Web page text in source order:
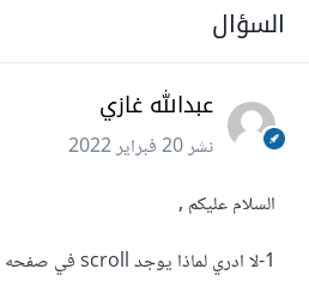
السؤال
عبدالله غازي
نشر20 فبراير 2022
السلام عليكم ,